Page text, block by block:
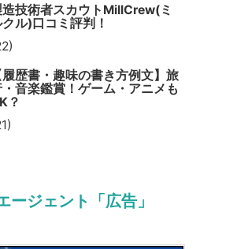
技術者スカウトMillCrew(ミ
ル)口コミ評判！
履歴書・趣味の書き方例文】旅
音楽鑑賞！ゲーム・アニメも
？
ージェント「広告」